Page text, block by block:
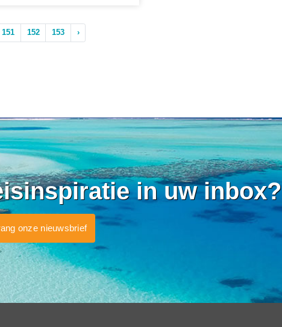
151 152 153 ›
in uw inbox?
onze nieuwsbrief